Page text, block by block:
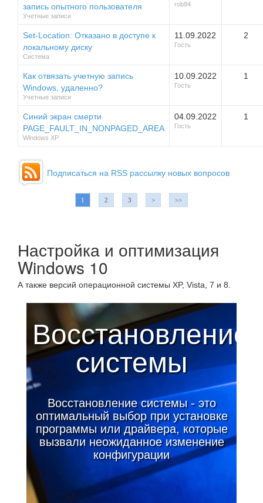
запись опытного пользователя
Учетные записи
rob84
Set-Location: Отказано в доступе к
локальному диску
Система
11.09.2022
Гость
2
Как отвязать учетную запись
Windows, удаленно?
Учетные записи
10.09.2022
Гость
1
Синий экран смерти
PAGE_FAULT_IN_NONPAGED_AREA
Windows XP
04.09.2022
Гость
1
Подписаться на RSS рассылку новых вопросов
1 2 3 > >>
Настройка и оптимизация
Windows 10
А также версий операционной системы XP, Vista, 7 и 8.
Диагностика
аппаратных
проблем
Как определить в чем
неисправность вашего компьютера
и самостоятельно ее устранить?